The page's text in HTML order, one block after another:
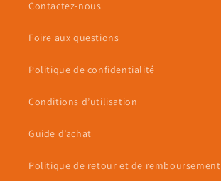
Contactez-nous
Foire aux questions
Politique de confidentialité
Conditions d’utilisation
Guide d’achat
Politique de retour et de remboursement